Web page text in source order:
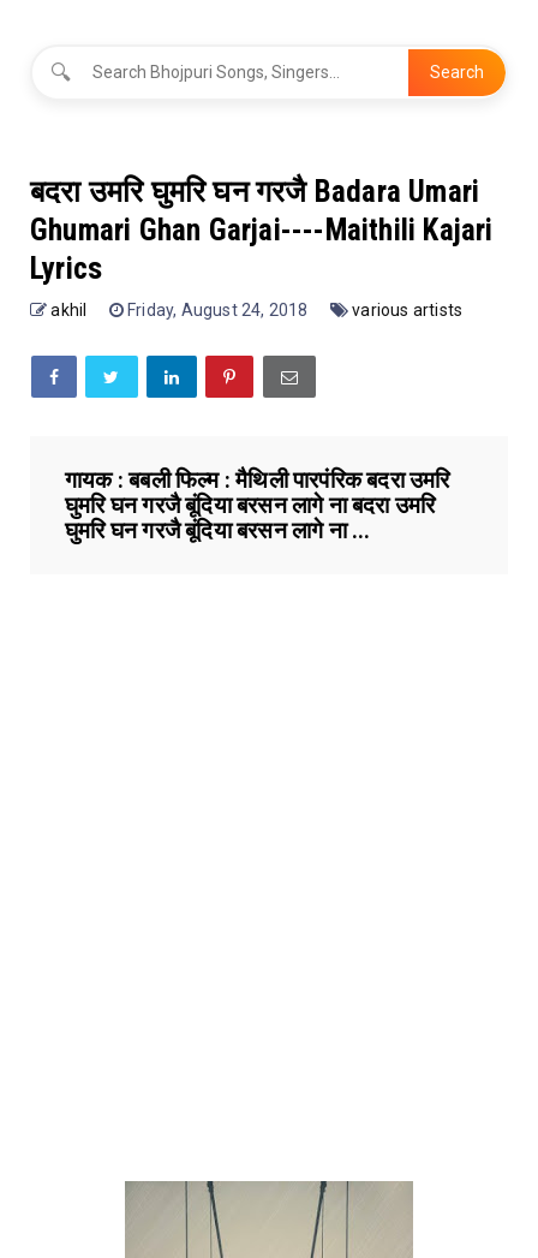
🔍 Search
बदरा उमरि घुमरि घन गरजै Badara Umari
Ghumari Ghan Garjai----Maithili Kajari
Lyrics
akhil Friday, August 24, 2018 various artists
गायक : बबली फिल्म : मैथिली पारपंरिक बदरा उमरि
घुमरि घन गरजै बूंदिया बरसन लागे ना बदरा उमरि
घुमरि घन गरजै बूंदिया बरसन लागे ना ...